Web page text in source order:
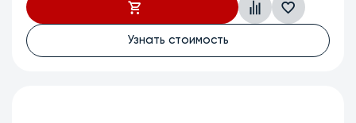
Узнать стоимость